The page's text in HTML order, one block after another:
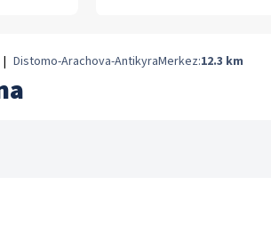
| Distomo-Arachova-AntikyraMerkez:12.3 km